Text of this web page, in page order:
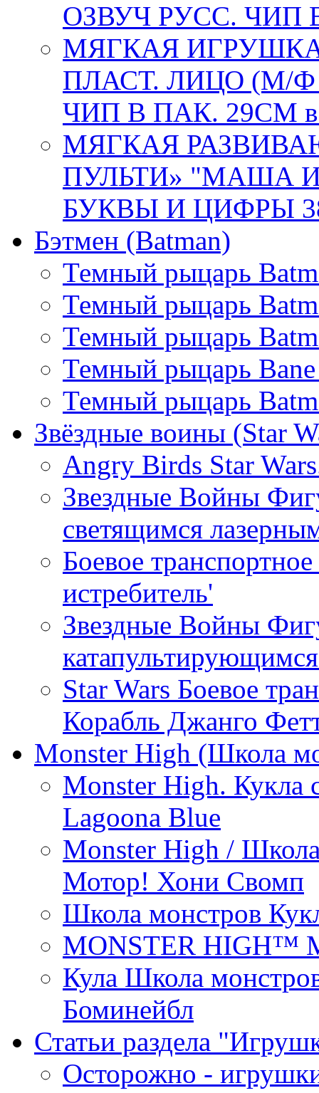
ОЗВУЧ РУСС. ЧИП
МЯГКАЯ
ПЛАСТ. ЛИЦО (М/
ЧИП В ПАК. 29СМ в
МЯГКАЯ
ПУЛЬТИ» "МАША
БУКВЫ И ЦИФРЫ
Бэтмен (Batman)
Темный рыцарь
Темный рыцарь
Темный рыцарь
Темный рыцарь Bane
Темный рыцарь
Звёздные воины (Star
Angry Birds Star
Звездные Войны
светящимся
Боевое
истребитель'
Звездные Войны
Star Wars Боевое
Корабль Джанго
Monster High (Школа
Monster High. Кукла
Lagoona Blue
Monster High /
Мотор! Хони Свомп
Школа монстров
MONSTER HIGH™
Кула Школа
Боминейбл
Статьи раздела
Осторожно -